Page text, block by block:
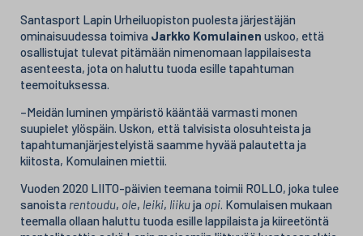
Santasport Lapin Urheiluopiston puolesta järjestäjän
ominaisuudessa toimiva Jarkko Komulainen uskoo, että
osallistujat tulevat pitämään nimenomaan lappilaisesta
asenteesta, jota on haluttu tuoda esille tapahtuman
teemoituksessa.
–Meidän luminen ympäristö kääntää varmasti monen
suupielet ylöspäin. Uskon, että talvisista olosuhteista ja
tapahtumanjärjestelyistä saamme hyvää palautetta ja
kiitosta, Komulainen miettii.
Vuoden 2020 LIITO-päivien teemana toimii ROLLO, joka tulee
sanoista rentoudu, ole, leiki, liikuja opi. Komulaisen mukaan
teemalla ollaan haluttu tuoda esille lappilaista ja kiireetöntä